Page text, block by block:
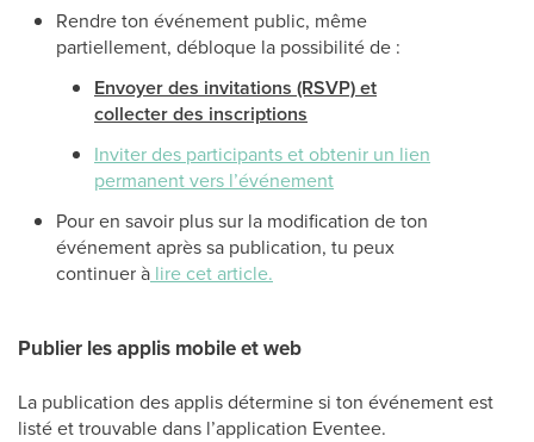
Rendre ton événement public, même
partiellement, débloque la possibilité de :
Envoyer des invitations (RSVP) et
collecter des inscriptions
Inviter des participants et obtenir un lien
permanent vers l’événement
Pour en savoir plus sur la modification de ton
événement après sa publication, tu peux
continuer à lire cet article.
Publier les applis mobile et web
La publication des applis détermine si ton événement est
listé et trouvable dans l’application Eventee.